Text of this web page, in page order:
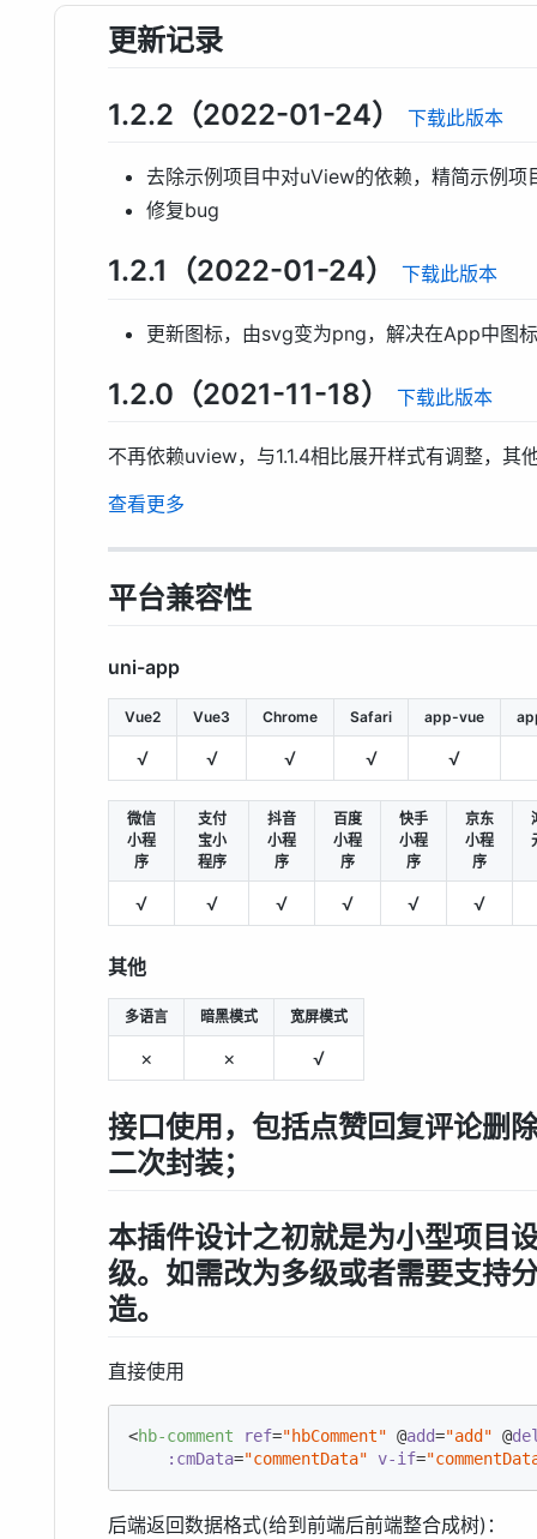
更新记录
1.2.2（2022-01-24） 下载此版本
去除示例项目中对uView的依赖，精简示例项
修复bug
1.2.1（2022-01-24） 下载此版本
更新图标，由svg变为png，解决在App中图
1.2.0（2021-11-18） 下载此版本
不再依赖uview，与1.1.4相比展开样式有调整，其
查看更多
平台兼容性
uni-app
Vue2 Vue3 Chrome Safari app-vue
√ √ √ √ √
微信
小程
序
支付
宝小
程序
抖音
小程
序
百度
小程
序
快手
小程
序
京东
小程
序
√ √ √ √ √ √
其他
多语言 暗黑模式 宽屏模式
× × √
接口使用，包括点赞回复评论删
二次封装；
本插件设计之初就是为小型项目
级。如需改为多级或者需要支持
造。
直接使用
<hb-comment ref="hbComment" @add="add" @
:cmData="commentData" v-if=
后端返回数据格式(给到前端后前端整合成树)：